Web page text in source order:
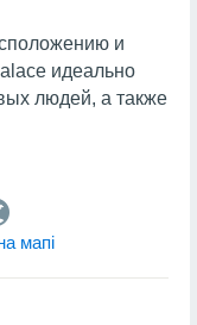
и
идеально
людей, а также
мапi